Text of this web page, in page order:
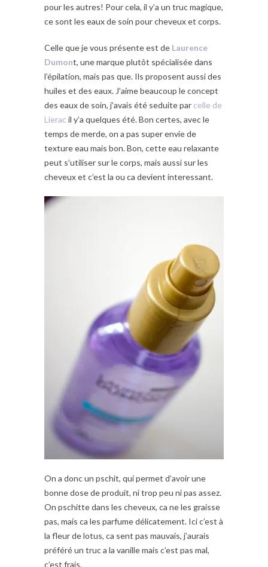
pour les autres! Pour cela, il y’a un truc magique,
ce sont les eaux de soin pour cheveux et corps.
Celle que je vous présente est de Laurence
Dumont, une marque plutôt spécialisée dans
l’épilation, mais pas que. Ils proposent aussi des
huiles et des eaux. J’aime beaucoup le concept
des eaux de soin, j’avais été seduite par celle de
Lierac il y’a quelques été. Bon certes, avec le
temps de merde, on a pas super envie de
texture eau mais bon. Bon, cette eau relaxante
peut s’utiliser sur le corps, mais aussi sur les
cheveux et c’est la ou ca devient interessant.
On a donc un pschit, qui permet d’avoir une
bonne dose de produit, ni trop peu ni pas assez.
On pschitte dans les cheveux, ca ne les graisse
pas, mais ca les parfume délicatement. Ici c’est à
la fleur de lotus, ca sent pas mauvais, j’aurais
préféré un truc a la vanille mais c’est pas mal,
c’est frais.